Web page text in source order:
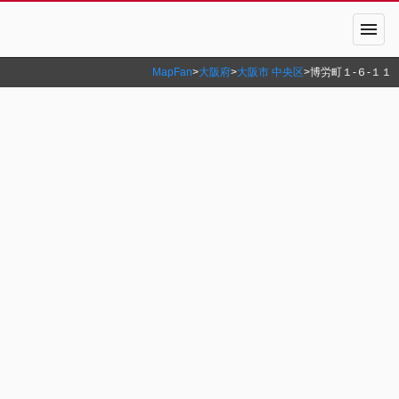
menu
MapFan>大阪府>大阪市 中央区>博労町１‐６‐１１